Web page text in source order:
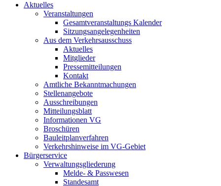
Aktuelles
Veranstaltungen
Gesamtveranstaltungs Kalender
Sitzungsangelegenheiten
Aus dem Verkehrsausschuss
Aktuelles
Mitglieder
Pressemitteilungen
Kontakt
Amtliche Bekanntmachungen
Stellenangebote
Ausschreibungen
Mitteilungsblatt
Informationen VG
Broschüren
Bauleitplanverfahren
Verkehrshinweise im VG-Gebiet
Bürgerservice
Verwaltungsgliederung
Melde- & Passwesen
Standesamt